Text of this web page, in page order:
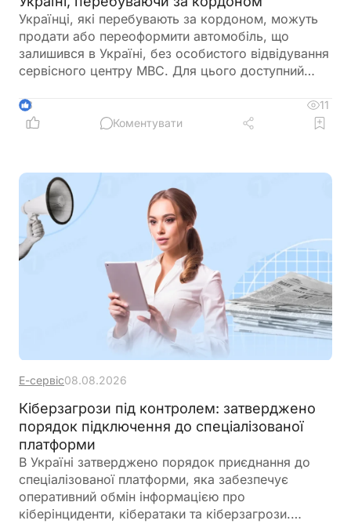
Українці, які перебувають за кордоном, можуть
продати або переоформити автомобіль, що
залишився в Україні, без особистого відвідування
сервісного центру МВС. Для цього доступний
довіреності на уповноваженого представника
3
11
Коментувати
Е-сервіс08.08.2026
Кіберзагрози під контролем: затверджено
порядок підключення до спеціалізованої
платформи
В Україні затверджено порядок приєднання до
спеціалізованої платформи, яка забезпечує
оперативний обмін інформацією про
кіберінциденти, кібератаки та кіберзагрози.